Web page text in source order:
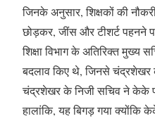
जिनके अनुसार, शिक्षकों की
छोड़कर, जींस और टीशर्ट पहनने
शिक्षा विभाग के अतिरिक्त
बदलाव किए थे, जिनसे चंद्रशेखर
चंद्रशेखर के निजी सचिव ने केके
हालांकि, यह बिगड़ गया क्योंकि